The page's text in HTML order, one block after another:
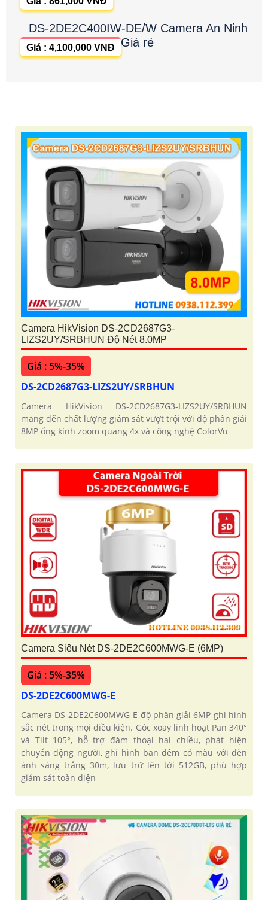
DS-2DE2C400IW-DE/W Camera An Ninh
Giá rẻ
Giá : 4,100,000 VNĐ
Camera HikVision DS-2CD2687G3-
LIZS2UY/SRBHUN Độ Nét 8.0MP
Giá : 5%-35%
DS-2CD2687G3-LIZS2UY/SRBHUN
Camera HikVision DS-2CD2687G3-LIZS2UY/SRBHUN
mang đến chất lượng giám sát vượt trội với độ phân giải
8MP ống kính zoom quang 4x và công nghệ ColorVu
Camera Siêu Nét DS-2DE2C600MWG-E (6MP)
Giá : 5%-35%
DS-2DE2C600MWG-E
Camera DS-2DE2C600MWG-E độ phân giải 6MP ghi hình
sắc nét trong mọi điều kiện. Góc xoay linh hoạt Pan 340°
và Tilt 105°, hỗ trợ đàm thoại hai chiều, phát hiện
chuyển động người, ghi hình ban đêm có màu với đèn
ánh sáng trắng 30m, lưu trữ lên tới 512GB, phù hợp
giám sát toàn diện